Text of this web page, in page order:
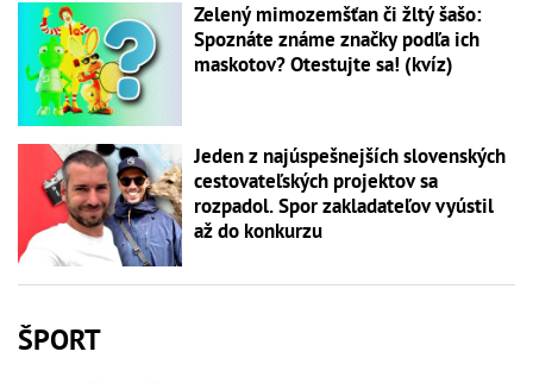
Zelený mimozemšťan či žltý šašo:
Spoznáte známe značky podľa ich
maskotov? Otestujte sa! (kvíz)
Jeden z najúspešnejších slovenských
cestovateľských projektov sa
rozpadol. Spor zakladateľov vyústil
až do konkurzu
ŠPORT